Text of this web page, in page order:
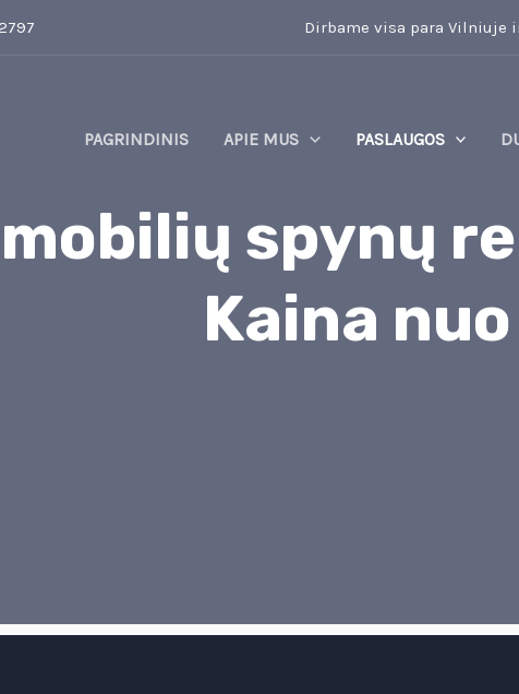
Dirbame visa para Vilniuje
PAGRINDINIS APIE MUS PASLAUGOS
spynų
Kaina